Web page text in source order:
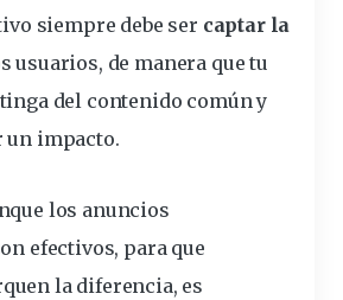
siempre debe ser captar la
usuarios, de manera que tu
del contenido común y
un impacto.
los anuncios
efectivos, para que
la diferencia, es